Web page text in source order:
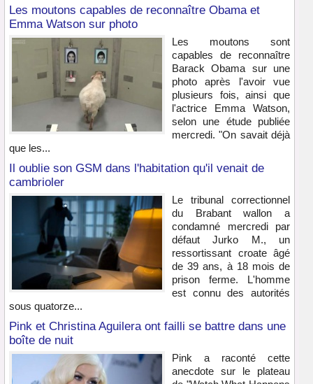
Les moutons capables de reconnaître Obama et
Emma Watson sur photo
Les moutons sont
capables de reconnaître
Barack Obama sur une
photo après l'avoir vue
plusieurs fois, ainsi que
l'actrice Emma Watson,
selon une étude publiée
mercredi. "On savait déjà
que les...
Il oublie son GSM dans l'habitation qu'il venait de
cambrioler
Le tribunal correctionnel
du Brabant wallon a
condamné mercredi par
défaut Jurko M., un
ressortissant croate âgé
de 39 ans, à 18 mois de
prison ferme. L'homme
est connu des autorités
sous quatorze...
Pink et Christina Aguilera ont failli se battre dans une
boîte de nuit
Pink a raconté cette
anecdote sur le plateau